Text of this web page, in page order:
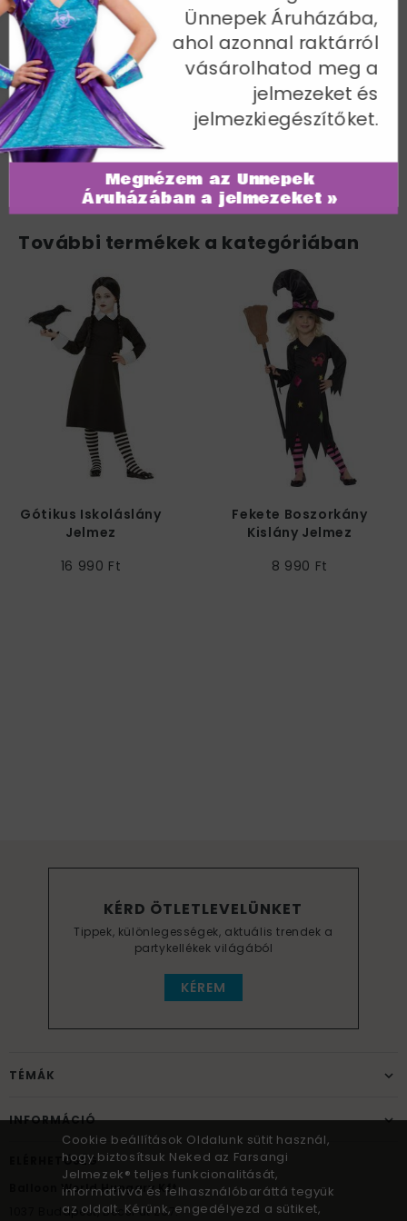
Zöld
Kor 4-6 év; Derékbőség 55-57 cm / Mellbőség 58-64
cm / Magasság 117-130 cm
Cikkszám: 44291S
További termékek a kategóriában
Gótikus Iskoláslány
Jelmez
16 990 Ft
Fekete Boszorkány
Kislány Jelmez
8 990 Ft
KÉRD ÖTLETLEVELÜNKET
Tippek, különlegességek, aktuális trendek a
partykellékek világából
KÉREM
TÉMÁK
INFORMÁCIÓ
ELÉRHETŐSÉG
Balloon World Hungary Kft.
Budapest, Bécsi út 267.
Cookie beállítások Oldalunk sütit használ,
hogy biztosítsuk Neked az Farsangi
Jelmezek® teljes funkcionalitását,
informatívvá és felhasználóbaráttá tegyük
az oldalt. Kérünk, engedélyezd a sütiket,
Megnézem az Ünnepek
Áruházában a jelmezeket »
Ünnepek Áruházába,
ahol azonnal raktárról
vásárolhatod meg a
jelmezeket és
jelmezkiegészítőket.